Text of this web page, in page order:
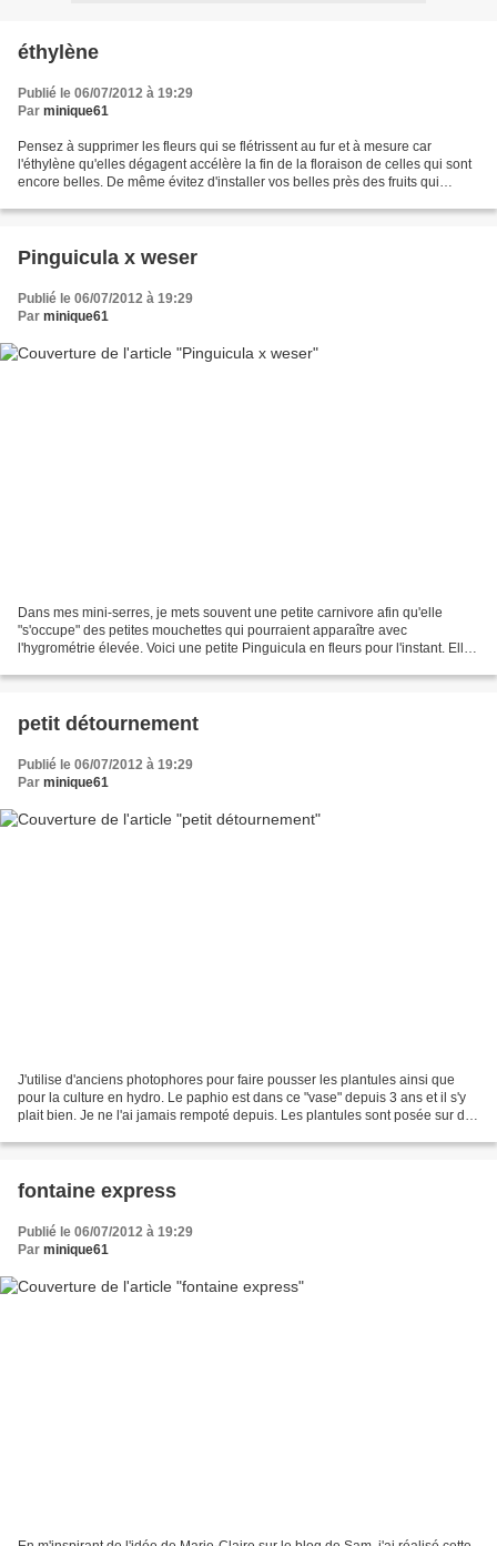
éthylène
Publié le 06/07/2012 à 19:29
Par minique61
Pensez à supprimer les fleurs qui se flétrissent au fur et à mesure car
l'éthylène qu'elles dégagent accélère la fin de la floraison de celles qui sont
encore belles. De même évitez d'installer vos belles près des fruits qui
Pinguicula x weser
Publié le 06/07/2012 à 19:29
Par minique61
Dans mes mini-serres, je mets souvent une petite carnivore afin qu'elle
"s'occupe" des petites mouchettes qui pourraient apparaître avec
l'hygrométrie élevée. Voici une petite Pinguicula en fleurs pour l'instant. Elle
petit détournement
Publié le 06/07/2012 à 19:29
Par minique61
J'utilise d'anciens photophores pour faire pousser les plantules ainsi que
pour la culture en hydro. Le paphio est dans ce "vase" depuis 3 ans et il s'y
plait bien. Je ne l'ai jamais rempoté depuis. Les plantules sont posée sur de
fontaine express
Publié le 06/07/2012 à 19:29
Par minique61